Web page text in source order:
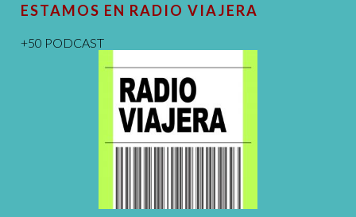
ESTAMOS EN RADIO VIAJERA
+50 PODCAST